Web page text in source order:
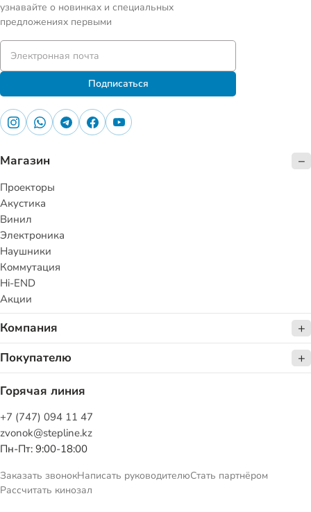
узнавайте о новинках и специальных
предложениях первыми
Подписаться
Магазин
Проекторы
Акустика
Винил
Электроника
Наушники
Коммутация
Hi-END
Акции
Компания
Покупателю
Горячая линия
+7 (747) 094 11 47
zvonok@stepline.kz
Пн-Пт: 9:00-18:00
Заказать звонокНаписать руководителюСтать партнёром
Рассчитать кинозал